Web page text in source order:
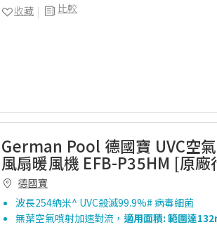
比較
收藏
German Pool 德國寶 UVC空
風扇暖風機 EFB-P35HM [原廠
德國寶
波長254納米^ UVC殺滅99.9%# 病毒細菌
無葉空氣噴射加速對流， 適用面積: 範圍達